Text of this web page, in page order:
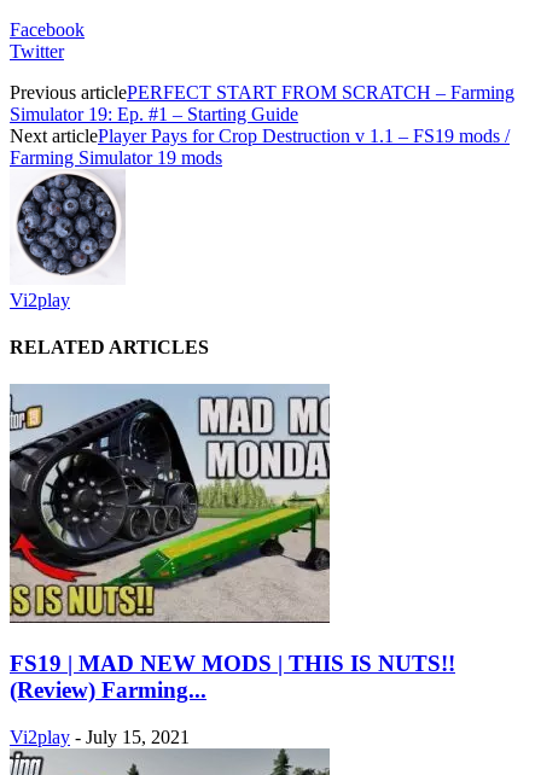
Facebook
Twitter
Previous articlePERFECT START FROM SCRATCH – Farming
Simulator 19: Ep. #1 – Starting Guide
Next articlePlayer Pays for Crop Destruction v 1.1 – FS19 mods /
Farming Simulator 19 mods
Vi2play
RELATED ARTICLES
FS19 | MAD NEW MODS | THIS IS NUTS!!
(Review) Farming...
Vi2play - July 15, 2021